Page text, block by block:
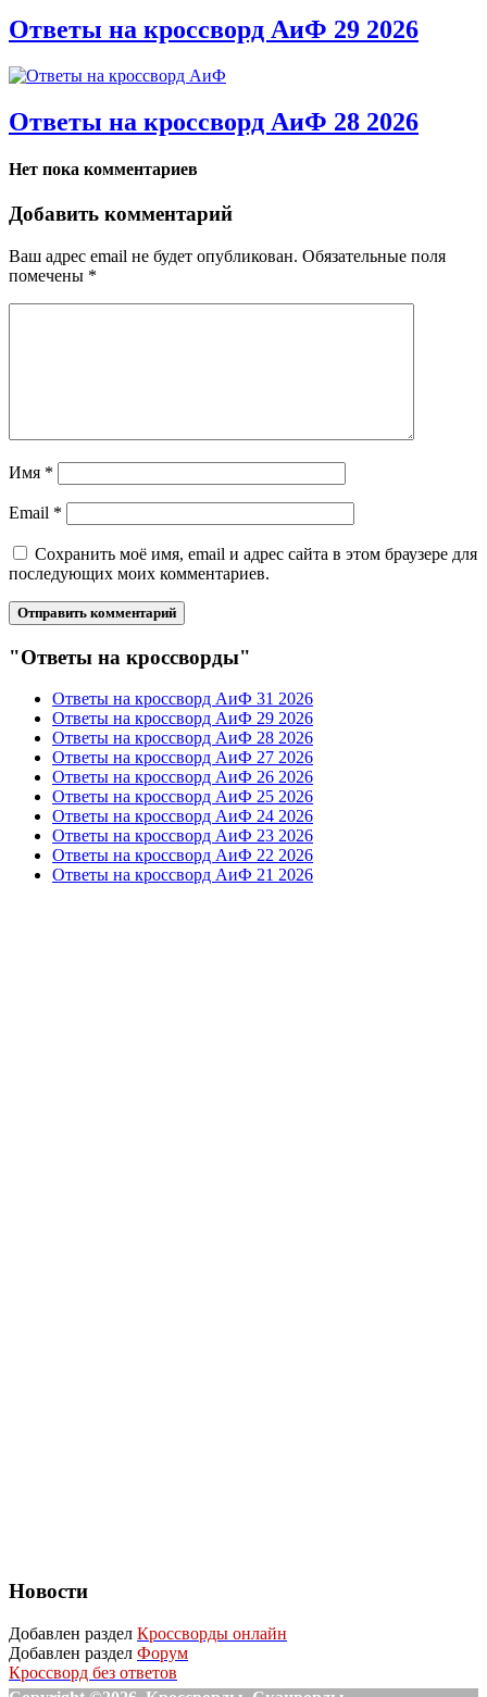
Ответы на кроссворд АиФ 29 2026
Ответы на кроссворд АиФ 28 2026
Нет пока комментариев
Добавить комментарий
Ваш адрес email не будет опубликован. Обязательные поля
помечены *
Имя *
Email *
Сохранить моё имя, email и адрес сайта в этом браузере для
последующих моих комментариев.
"Ответы на кроссворды"
Ответы на кроссворд АиФ 31 2026
Ответы на кроссворд АиФ 29 2026
Ответы на кроссворд АиФ 28 2026
Ответы на кроссворд АиФ 27 2026
Ответы на кроссворд АиФ 26 2026
Ответы на кроссворд АиФ 25 2026
Ответы на кроссворд АиФ 24 2026
Ответы на кроссворд АиФ 23 2026
Ответы на кроссворд АиФ 22 2026
Ответы на кроссворд АиФ 21 2026
Новости
Добавлен раздел Кроссворды онлайн
Добавлен раздел Форум
Кроссворд без ответов